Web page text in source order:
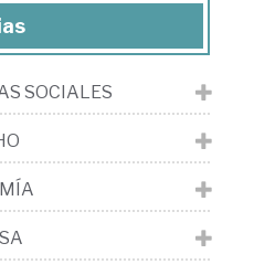
SOCIALES